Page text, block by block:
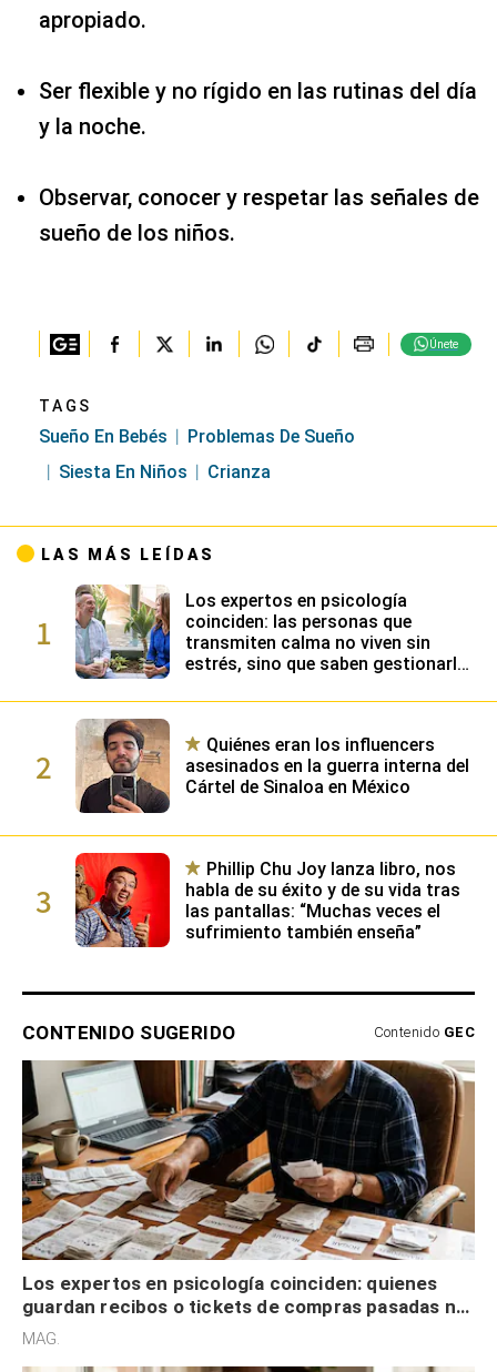
apropiado.
Ser flexible y no rígido en las rutinas del día
y la noche.
Observar, conocer y respetar las señales de
sueño de los niños.
Únete
TAGS
Sueño En Bebés
Problemas De Sueño
Siesta En Niños
Crianza
LAS MÁS LEÍDAS
1
Los expertos en psicología
coinciden: las personas que
transmiten calma no viven sin
estrés, sino que saben gestionarlo
emocional
2
Quiénes eran los influencers
asesinados en la guerra interna del
Cártel de Sinaloa en México
3
Phillip Chu Joy lanza libro, nos
habla de su éxito y de su vida tras
las pantallas: “Muchas veces el
sufrimiento también enseña”
CONTENIDO SUGERIDO Contenido GEC
Los expertos en psicología coinciden: quienes
guardan recibos o tickets de compras pasadas no
son acumuladores, sino que tienen necesidad de
MAG.